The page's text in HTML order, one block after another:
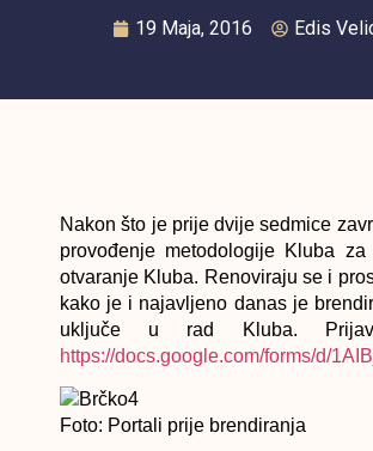
19 Maja, 2016 Edis
Nakon što je prije dvije sedmice
provođenje metodologije Kluba
otvaranje Kluba. Renoviraju se i
kako je i najavljeno danas je
uključe u rad Kluba.
https://docs.google.com/forms/d/
Foto: Portali prije brendiranja